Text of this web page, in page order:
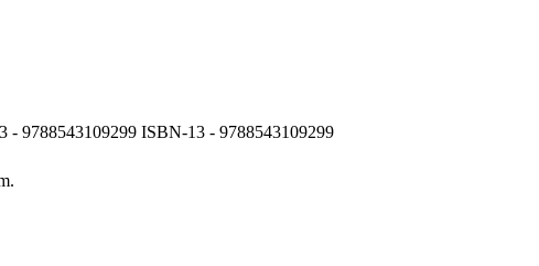
9788543109299 ISBN-13 - 9788543109299